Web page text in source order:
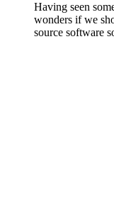
Having seen
wonders if we
source software